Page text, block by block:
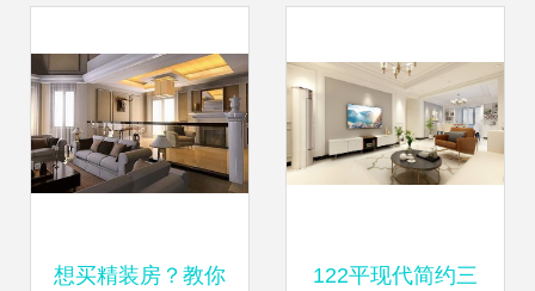
想买精装房？教你 122平现代简约三